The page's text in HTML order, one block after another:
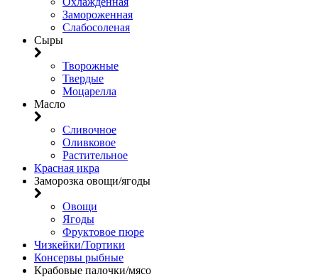
Замороженная
Слабосоленая
Сыры
Творожные
Твердые
Моцарелла
Масло
Сливочное
Оливковое
Растительное
Красная икра
Заморозка овощи/ягоды
Овощи
Ягоды
Фруктовое пюре
Чизкейки/Тортики
Консервы рыбные
Крабовые палочки/мясо